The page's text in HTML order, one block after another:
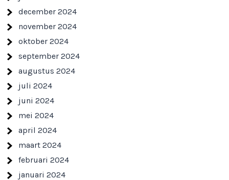
december 2024
november 2024
oktober 2024
september 2024
augustus 2024
juli 2024
juni 2024
mei 2024
april 2024
maart 2024
februari 2024
januari 2024